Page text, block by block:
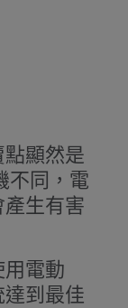
顯然是
不同，電
生有害
用電動
到最佳